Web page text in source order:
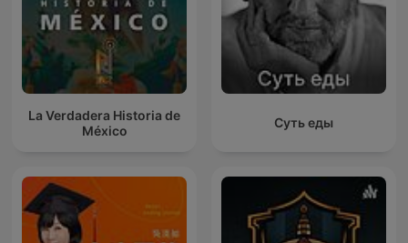
La Verdadera Historia de
México
Суть еды